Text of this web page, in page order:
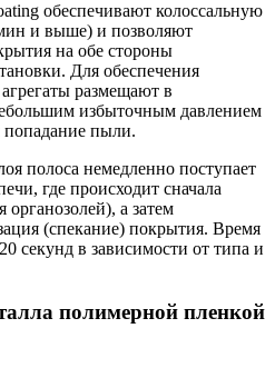
обеспечивают колоссальную
и выше) и позволяют
на обе стороны
Для обеспечения
размещают в
избыточным давлением
пыли.
полоса немедленно поступает
где происходит сначала
органозолей), а затем
(спекание) покрытия. Время
секунд в зависимости от типа и
полимерной пленкой